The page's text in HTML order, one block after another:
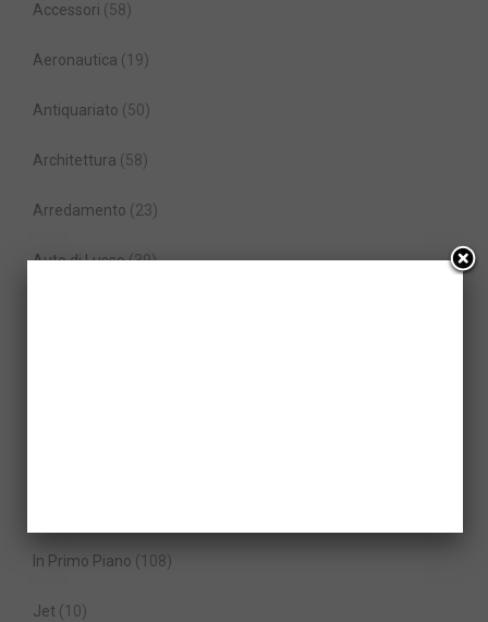
Accessori (58)
Aeronautica (19)
Antiquariato (50)
Architettura (58)
Arredamento (23)
Auto di Lusso(39)
In Primo Piano (108)
Jet (10)